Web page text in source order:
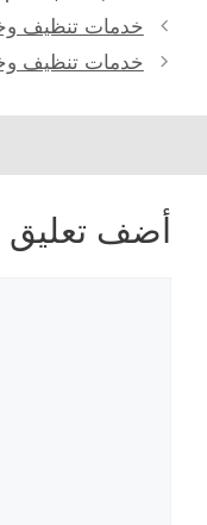
خدمات تنظيف
خدمات تنظيف
أضف تعليق